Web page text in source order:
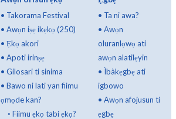
• Takorama Festival
• Awọn iṣẹ ikẹkọ (250)
• Ẹkọ akori
• Apoti irinṣẹ
• Gilosari ti sinima
• Bawo ni lati yan fiimu
ọmọde kan?
◦ Fiimu ẹkọ tabi ẹkọ?
• Ta ni awa?
•Awọn
oluranlọwọ ati
awọn alatilẹyin
• Ìbàkẹgbẹ ati
igbowo
•Awọn afojusun ti
ẹgbẹ